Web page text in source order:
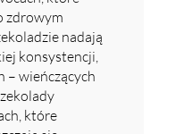
zdrowym
nadają
konsystencji,
– wieńczących
które